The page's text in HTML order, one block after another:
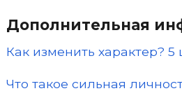
Дополнительная
Как изменить характер?
Что такое сильная